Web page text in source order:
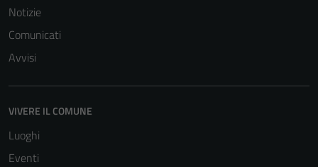
Notizie
Comunicati
Avvisi
VIVERE IL COMUNE
Luoghi
Eventi